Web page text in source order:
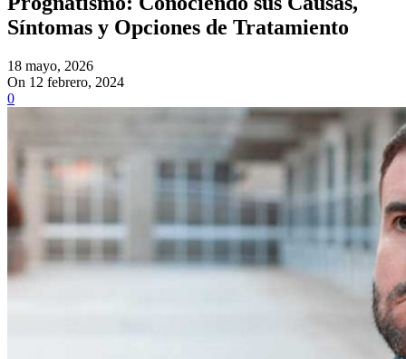
Síntomas y Opciones de Tratamiento
18 mayo, 2026
On 12 febrero, 2024
0